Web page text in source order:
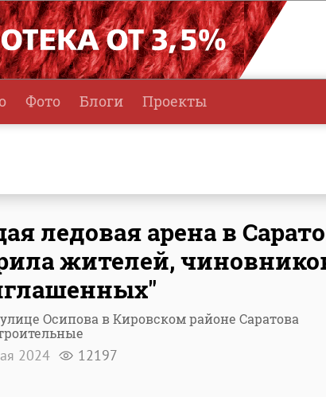
Фото Блоги Проекты
ледовая арена в
жителей,
Осипова в Кировском районе Саратова
2024 12197